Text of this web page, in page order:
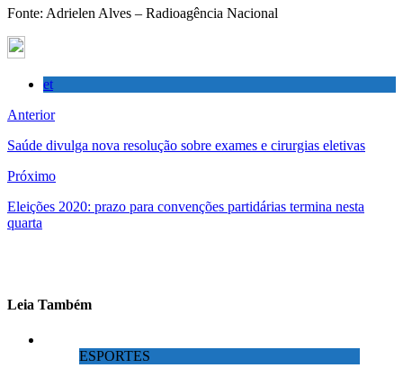
Fonte: Adrielen Alves – Radioagência Nacional
et
Anterior
Saúde divulga nova resolução sobre exames e cirurgias eletivas
Próximo
Eleições 2020: prazo para convenções partidárias termina nesta
quarta
Leia Também
ESPORTES